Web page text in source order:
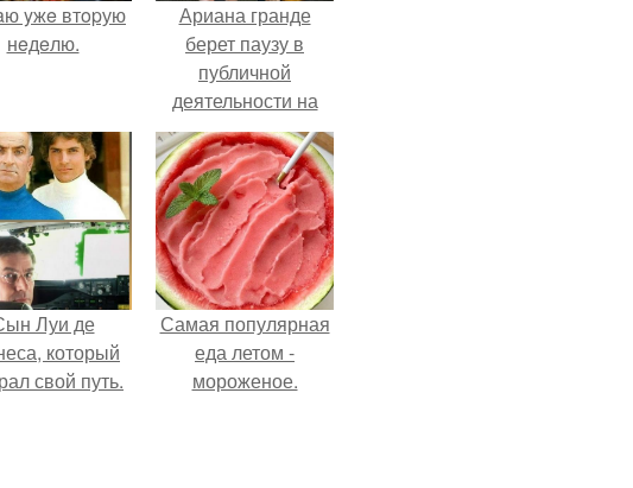
yжe втopую
нeдeлю.
Ариана гранде
берет паузу в
публичной
деятельности на
фоне слухов о
своем здоровье.
Луи де
который
свой путь.
Самая популярная
еда летом -
мороженое.